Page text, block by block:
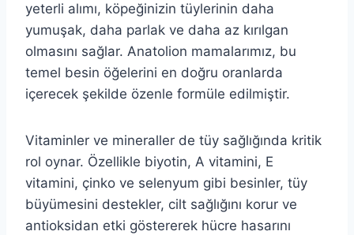
yeterli alımı, köpeğinizin tüylerinin daha
yumuşak, daha parlak ve daha az kırılgan
olmasını sağlar. Anatolion mamalarımız, bu
temel besin öğelerini en doğru oranlarda
içerecek şekilde özenle formüle edilmiştir.
Vitaminler ve mineraller de tüy sağlığında kritik
rol oynar. Özellikle biyotin, A vitamini, E
vitamini, çinko ve selenyum gibi besinler, tüy
büyümesini destekler, cilt sağlığını korur ve
antioksidan etki göstererek hücre hasarını